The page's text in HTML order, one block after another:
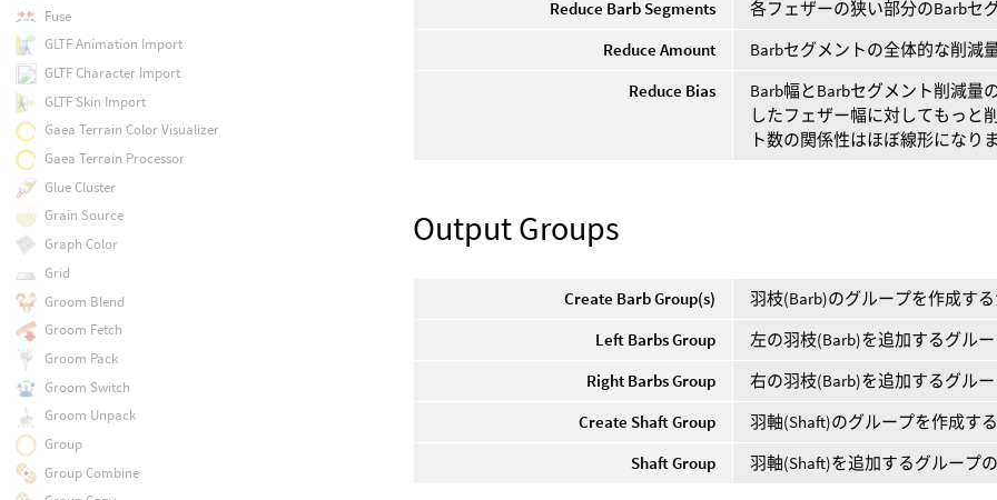
Reduce Barb Segments
各フェザーの狭い部分のBarbセ
Reduce Amount
Barbセグメントの全体的な削減
Reduce Bias
Barb幅とBarbセグメント削減量
したフェザー幅に対してもっと
ト数の関係性はほぼ線形になり
Output Groups
Create Barb Group(s)
羽枝(Barb)のグループを作成す
Left Barbs Group
左の羽枝(Barb)を追加するグル
Right Barbs Group
右の羽枝(Barb)を追加するグル
Create Shaft Group
羽軸(Shaft)のグループを作成す
Shaft Group
羽軸(Shaft)を追加するグループ
Fuse
GLTF Animation Import
GLTF Character Import
GLTF Skin Import
Gaea Terrain Color Visualizer
Gaea Terrain Processor
Glue Cluster
Grain Source
Graph Color
Grid
Groom Blend
Groom Fetch
Groom Pack
Groom Switch
Groom Unpack
Group
Group Combine